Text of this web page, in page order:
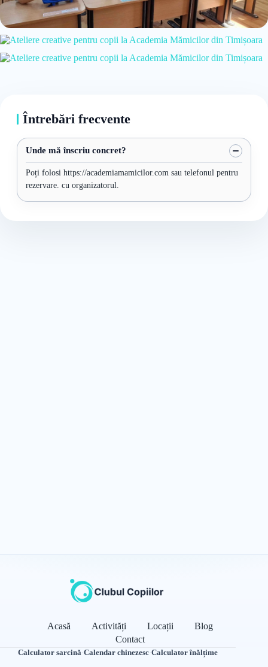
Întrebări frecvente
Unde mă înscriu concret?
Poți folosi https://academiamamicilor.com sau telefonul pentru
rezervare. cu organizatorul.
Acasă Activități Locații
Blog
Contact
Calculator sarcină·Calendar chinezesc·Calculator înălțime